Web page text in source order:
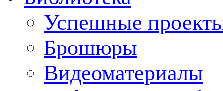
Успешные
Брошюры
Видеоматериалы